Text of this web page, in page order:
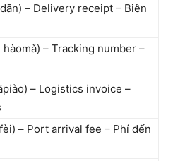
– Delivery receipt – Biên
hàomǎ) – Tracking number –
– Logistics invoice –
– Port arrival fee – Phí đến